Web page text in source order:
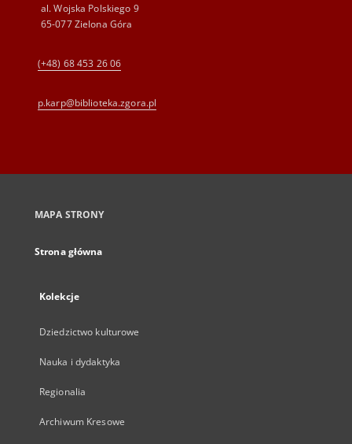
al. Wojska Polskiego 9
65-077 Zielona Góra
(+48) 68 453 26 06
p.karp@biblioteka.zgora.pl
MAPA STRONY
Strona główna
Kolekcje
Dziedzictwo kulturowe
Nauka i dydaktyka
Regionalia
Archiwum Kresowe